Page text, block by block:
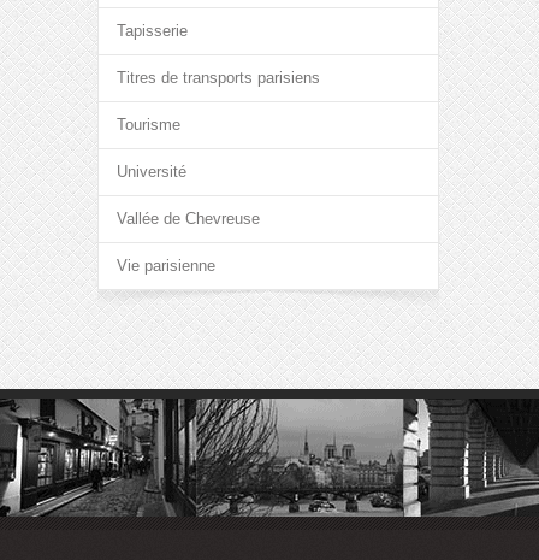
Tapisserie
Titres de transports parisiens
Tourisme
Université
Vallée de Chevreuse
Vie parisienne